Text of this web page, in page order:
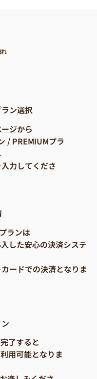
れ
ジから
/ PREMIUMプラ
力してくださ
ランは
した安心の決済システ
ードでの決済となりま
了すると
用可能となりま
ン選択